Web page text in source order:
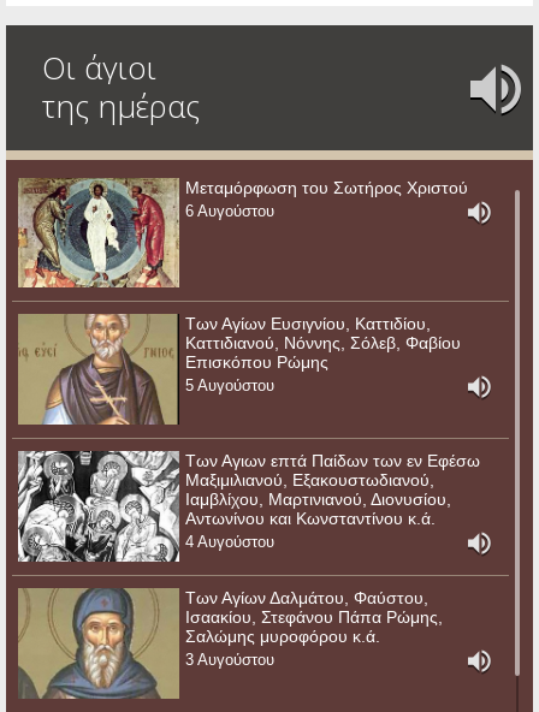
Οι άγιοι
της ημέρας
Μεταμόρφωση του Σωτήρος Χριστού
6 Αυγούστου
Των Αγίων Ευσιγνίου, Καττιδίου,
Καττιδιανού, Νόννης, Σόλεβ, Φαβίου
Επισκόπου Ρώμης
5 Αυγούστου
Των Αγιων επτά Παίδων των εν Εφέσω
Μαξιμιλιανού, Εξακουστωδιανού,
Ιαμβλίχου, Μαρτινιανού, Διονυσίου,
Αντωνίνου και Κωνσταντίνου κ.ά.
4 Αυγούστου
Των Αγίων Δαλμάτου, Φαύστου,
Ισαακίου, Στεφάνου Πάπα Ρώμης,
Σαλώμης μυροφόρου κ.ά.
3 Αυγούστου